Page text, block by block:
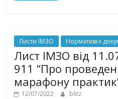
Листи ІМЗО Нормативні
Лист ІМЗО від
911 “Про
марафону
12/07/2022 blitz